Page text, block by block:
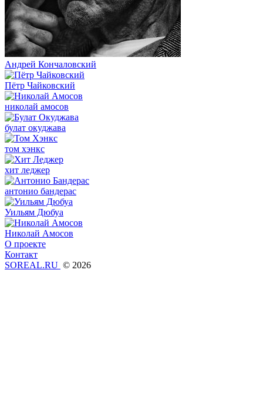
Андрей Кончаловский
Пётр Чайковский
николай амосов
булат окуджава
том хэнкс
хит леджер
антонио бандерас
Уильям Дюбуа
Николай Амосов
О проекте
Контакт
SOREAL.RU © 2026